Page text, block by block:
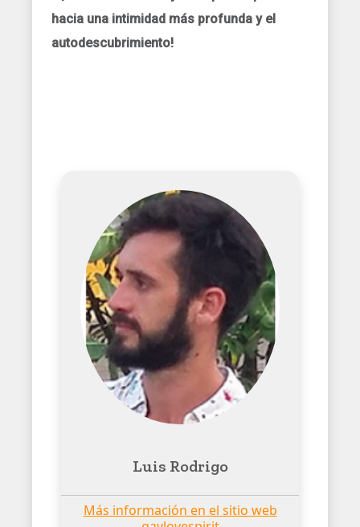
hacia una intimidad más profunda y el
autodescubrimiento!
Luis Rodrigo
Más información en el sitio web